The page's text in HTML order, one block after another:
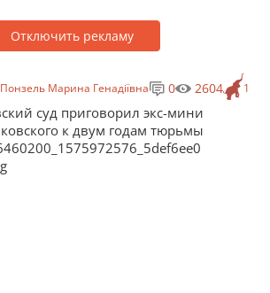
Отключить рекламу
Понзель Марина Генадіївна 1
0 2604